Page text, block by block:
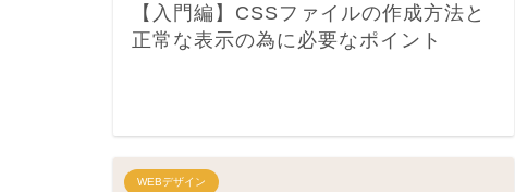
【入門編】CSSファイルの作成方法と
正常な表示の為に必要なポイント
WEBデザイン